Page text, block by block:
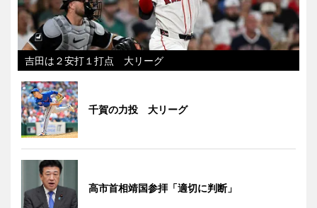
吉田は２安打１打点 大リーグ
千賀の力投 大リーグ
高市首相靖国参拝「適切に判断」